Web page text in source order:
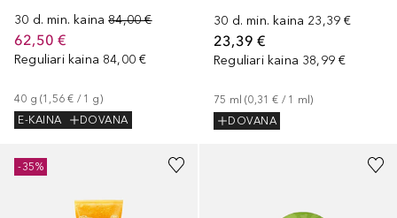
30 d. min. kaina 84,00 €
62,50 €
Reguliari kaina 84,00 €
40 g (1,56 € / 1 g)
E-KAINA
DOVANA
30 d. min. kaina 23,39 €
23,39 €
Reguliari kaina 38,99 €
75 ml (0,31 € / 1 ml)
DOVANA
-35%